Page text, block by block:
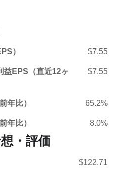
） $7.55
益EPS（直近12ヶ
$7.55
年比） 65.2%
年比） 8.0%
・評価
$122.71